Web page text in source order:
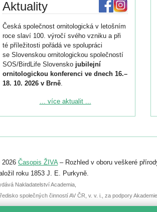
Aktuality
Česká společnost ornitologická v letošním
roce slaví 100. výročí svého vzniku a při
té příležitosti pořádá ve spolupráci
se Slovenskou ornitologickou společností
SOS/BirdLife Slovensko jubilejní
ornitologickou konferenci ve dnech 16.–
18. 10. 2026 v Brně.
Podrobnější informace ke konferenci
Registrovat se můžete do 6. září.
abstraktu přihlášené přednášky nebo
posteru je už 30. června.
... více aktualit ...
Časopis ŽIVA– Rozhled v oboru veškeré
roku 1853 J. E. Purkyně.
Nakladatelství Academia,
společných činností AV ČR, v. v. i., za podpory